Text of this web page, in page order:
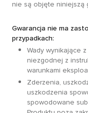
nie są objęte niniejszą
Gwarancja nie ma
przypadkach:
Wady wynikające
niezgodnej z
warunkami
Zderzenia,
uszkodzenia
spowodowane